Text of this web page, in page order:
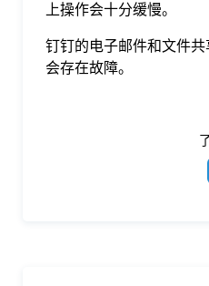
上操作会十分缓慢。
钉钉的电子邮件和文件
会存在故障。